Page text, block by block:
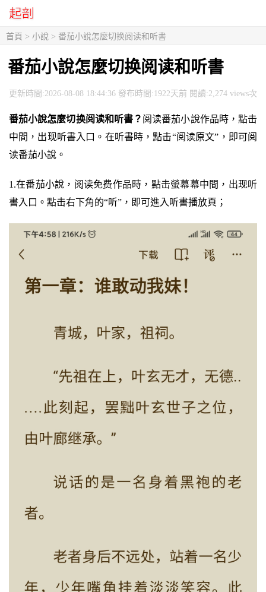
首頁 > 小說 > 番茄小說怎麼切换阅读和听書
番茄小說怎麼切换阅读和听書
更新時間:2026-08-08 18:44:36 發布時間:1922天前 閱讀:2,274 views次
番茄小說怎麼切换阅读和听書？ 阅读番茄小說作品時，點击
中間，出现听書入口。在听書時，點击“阅读原文”，即可阅
读番茄小說。
1.在番茄小說，阅读免费作品時，點击螢幕幕中間，出现听
書入口。點击右下角的“听”，即可進入听書播放頁；